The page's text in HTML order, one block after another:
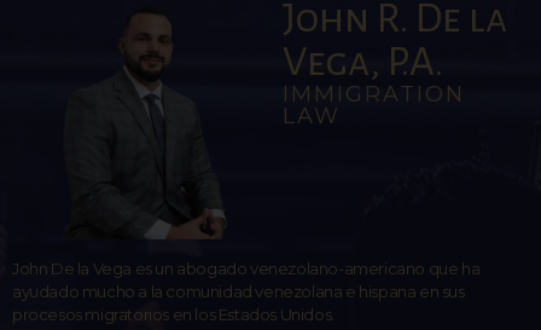
John R. De la
Vega, P.A.
IMMIGRATION
LAW
John De la Vega es un abogado venezolano-americano que ha
ayudado mucho a la comunidad venezolana e hispana en sus
procesos migratorios en los Estados Unidos.